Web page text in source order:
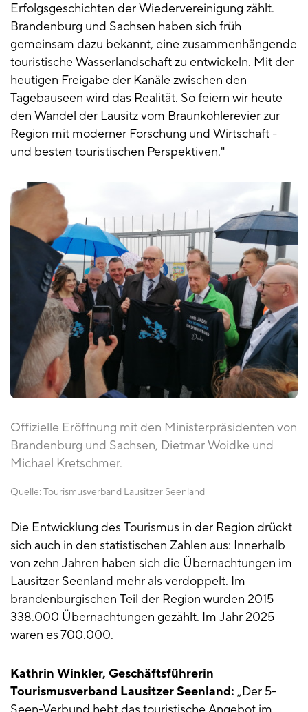
Erfolgsgeschichten der Wiedervereinigung zählt.
Brandenburg und Sachsen haben sich früh
gemeinsam dazu bekannt, eine zusammenhängende
touristische Wasserlandschaft zu entwickeln. Mit der
heutigen Freigabe der Kanäle zwischen den
Tagebauseen wird das Realität. So feiern wir heute
den Wandel der Lausitz vom Braunkohlerevier zur
Region mit moderner Forschung und Wirtschaft -
und besten touristischen Perspektiven."
Offizielle Eröffnung mit den Ministerpräsidenten von
Brandenburg und Sachsen, Dietmar Woidke und
Michael Kretschmer.
Quelle: Tourismusverband Lausitzer Seenland
Die Entwicklung des Tourismus in der Region drückt
sich auch in den statistischen Zahlen aus: Innerhalb
von zehn Jahren haben sich die Übernachtungen im
Lausitzer Seenland mehr als verdoppelt. Im
brandenburgischen Teil der Region wurden 2015
338.000 Übernachtungen gezählt. Im Jahr 2025
waren es 700.000.
Kathrin Winkler, Geschäftsführerin
Tourismusverband Lausitzer Seenland: „Der 5-